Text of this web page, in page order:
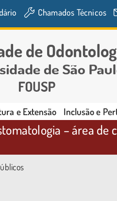
Chamados Técnicos
e Extensão Inclusão e
– área de